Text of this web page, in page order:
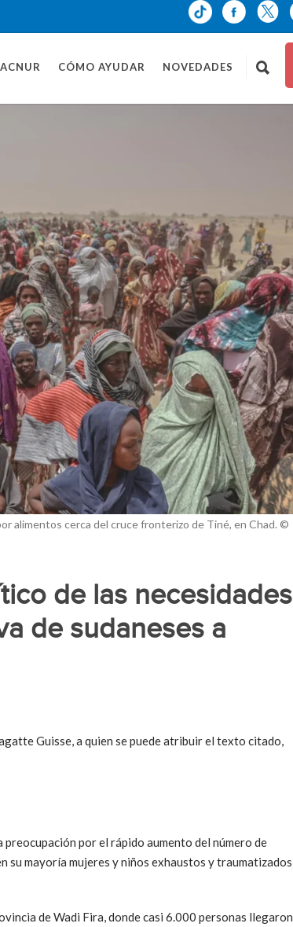
CÓMO AYUDAR NOVEDADES
alimentos cerca del cruce fronterizo de Tiné, en Chad. ©
de las necesidades
de sudaneses a
Guisse, a quien se puede atribuir el texto citado,
por el rápido aumento del número de
su mayoría mujeres y niños exhaustos y traumatizados
de Wadi Fira, donde casi 6.000 personas llegaron